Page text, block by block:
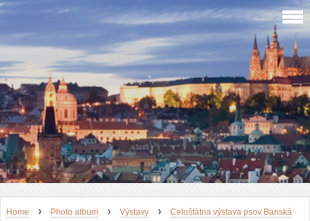
Home › Photo album › Výstavy ›
Celoštátna výstava psov Banská